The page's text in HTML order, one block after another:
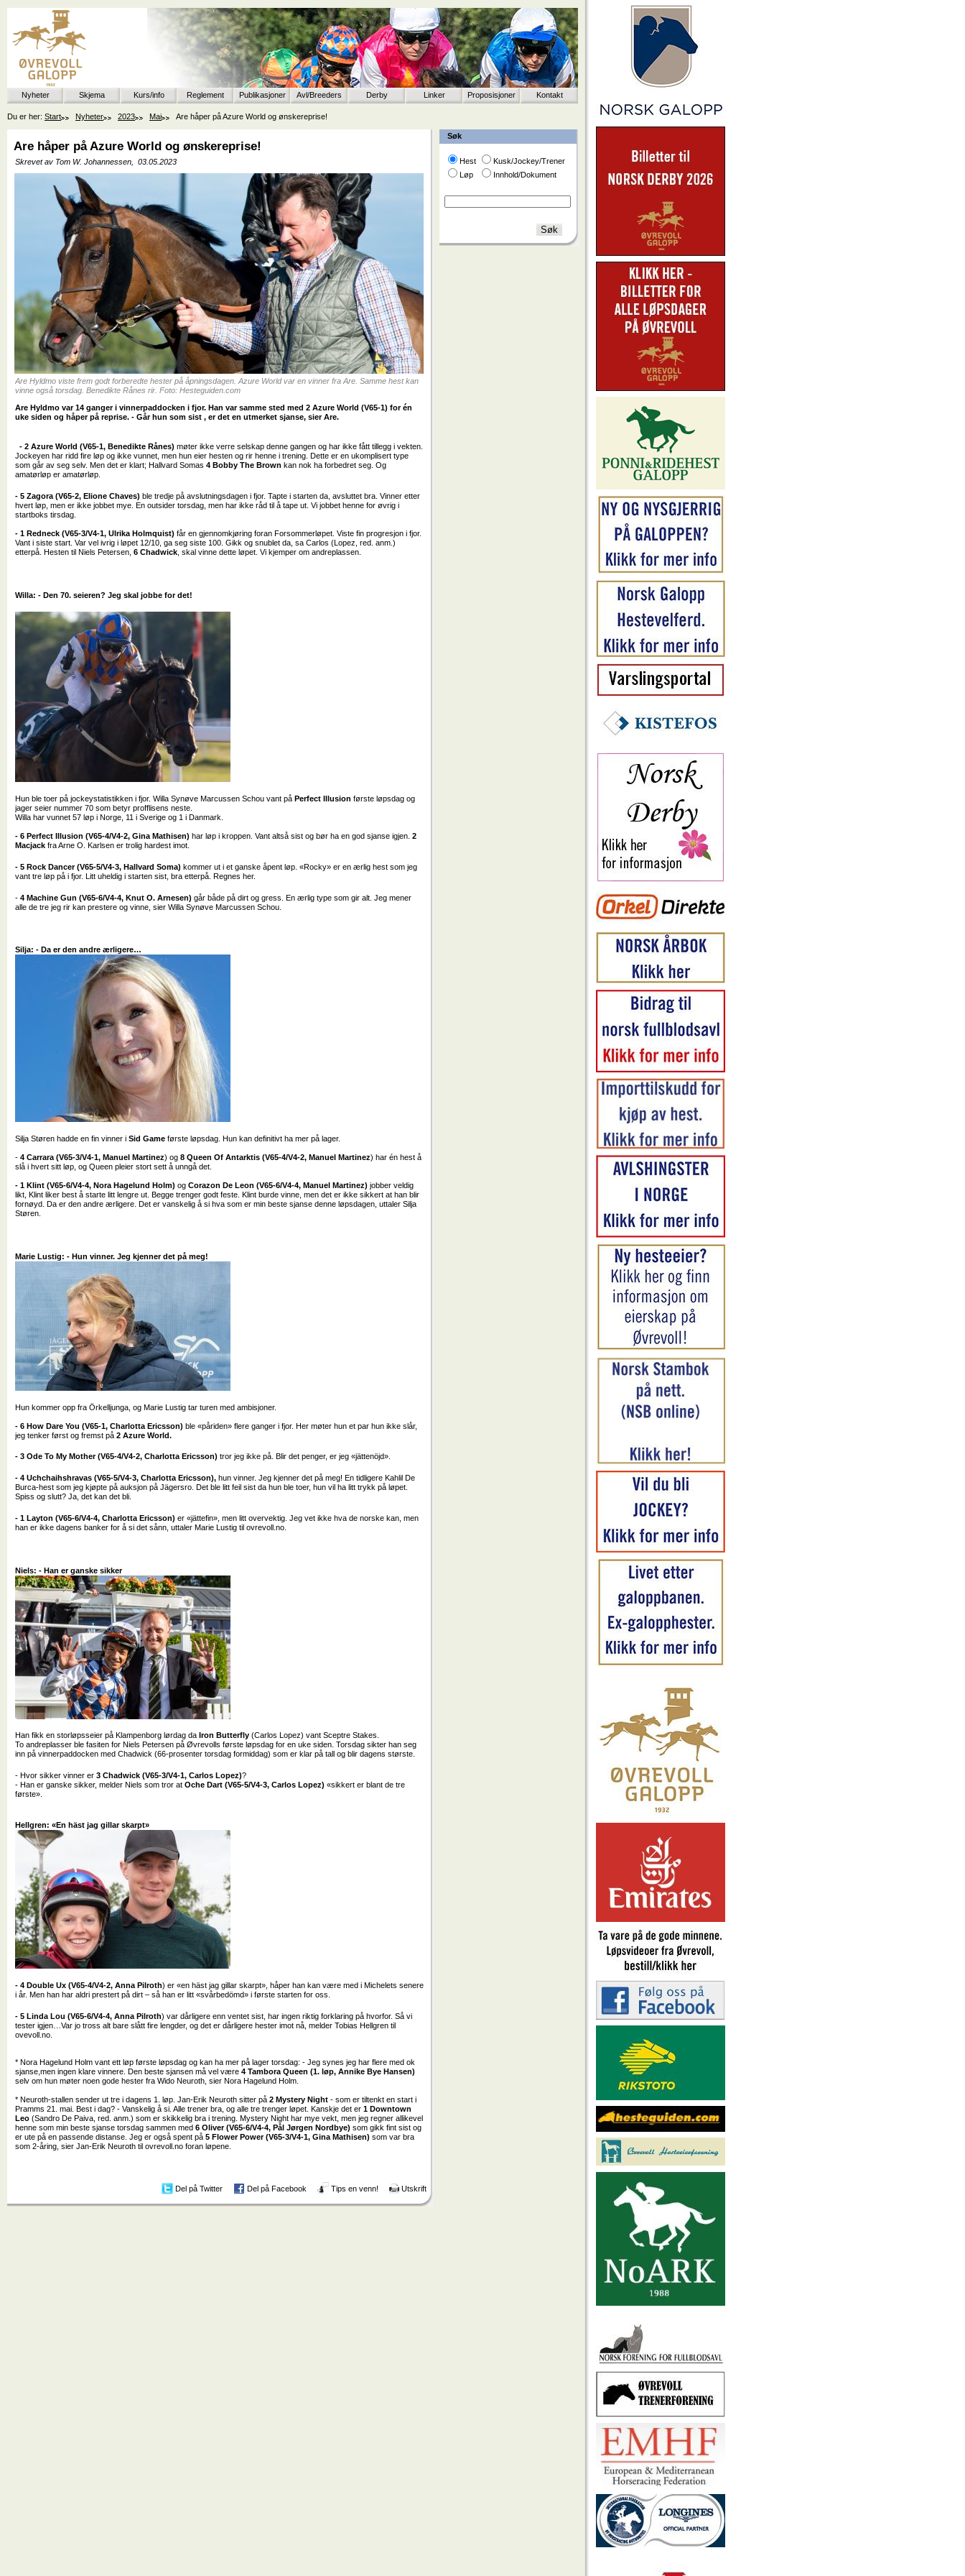
Nyheter Skjema Kurs/info Reglement Publikasjoner Avl/Breeders Derby Linker Proposisjoner Kontakt
Du er her: Start Nyheter 2023 Mai Are håper på Azure World og ønskereprise!
Søk
Hest
Kusk/Jockey/Trener
Løp
Innhold/Dokument
Are håper på Azure World og ønskereprise!
Skrevet av Tom W. Johannessen, 03.05.2023
Are Hyldmo viste frem godt forberedte hester på åpningsdagen. Azure World var en vinner fra Are. Samme hest kan
vinne også torsdag. Benedikte Rånes rir. Foto: Hesteguiden.com
Are Hyldmo var 14 ganger i vinnerpaddocken i fjor. Han var samme sted med 2 Azure World (V65-1) for én
uke siden og håper på reprise. - Går hun som sist , er det en utmerket sjanse, sier Are.
- 2 Azure World (V65-1, Benedikte Rånes) møter ikke verre selskap denne gangen og har ikke fått tillegg i vekten.
Jockeyen har ridd fire løp og ikke vunnet, men hun eier hesten og rir henne i trening. Dette er en ukomplisert type
som går av seg selv. Men det er klart; Hallvard Somas4 Bobby The Brown kan nok ha forbedret seg. Og
amatørløp er amatørløp.
- 5 Zagora (V65-2, Elione Chaves)ble tredje på avslutningsdagen i fjor. Tapte i starten da, avsluttet bra. Vinner etter
hvert løp, men er ikke jobbet mye. En outsider torsdag, men har ikke råd til å tape ut. Vi jobbet henne for øvrig i
startboks tirsdag.
- 1 Redneck (V65-3/V4-1, Ulrika Holmquist)får en gjennomkjøring foran Forsommerløpet. Viste fin progresjon i fjor.
Vant i siste start. Varvel ivrig i løpet 12/10, ga seg siste 100. Gikk og snublet da, sa Carlos (Lopez, red. anm.)
etterpå. Hesten til Niels Petersen,6 Chadwick , skal vinne dette løpet. Vi kjemper om andreplassen.
Willa: - Den 70. seieren? Jeg skal jobbe for det!
Hun ble toer på jockeystatistikken i fjor. Willa Synøve Marcussen Schou vant på Perfect Illusion første løpsdag og
jager seier nummer 70 som betyr profflisens neste.
Willa har vunnet 57 løp i Norge, 11 i Sverige og 1 i Danmark.
- 6 Perfect Illusion (V65-4/V4-2, Gina Mathisen) har løp i kroppen. Vant altså sist og bør ha en god sjanse igjen.2
Macjack fra Arne O. Karlsen er trolig hardest imot.
- 5 Rock Dancer (V65-5/V4-3, Hallvard Soma) kommer ut i et ganske åpent løp. «Rocky» er en ærlig hest som jeg
vant tre løp på i fjor. Litt uheldig i starten sist, bra etterpå. Regnes her.
-4 Machine Gun (V65-6/V4-4, Knut O. Arnesen) går både på dirt og gress. En ærlig type som gir alt. Jeg mener
alle de tre jeg rir kan prestere og vinne, sier Willa Synøve Marcussen Schou.
Silja: - Da er den andre ærligere…
Silja Støren hadde en fin vinner iSid Game første løpsdag. Hun kan definitivt ha mer på lager.
-4 Carrara (V65-3/V4-1, Manuel Martinez) og8 Queen Of Antarktis (V65-4/V4-2, Manuel Martinez) har én hest å
slå i hvert sitt løp, og Queen pleier stort sett å unngå det.
- 1 Klint (V65-6/V4-4, Nora Hagelund Holm) ogCorazon De Leon (V65-6/V4-4, Manuel Martinez) jobber veldig
likt, Klint liker best å starte litt lengre ut. Begge trenger godt feste. Klint burde vinne, men det er ikke sikkert at han blir
fornøyd. Da er den andre ærligere. Det er vanskelig å si hva som er min beste sjanse denne løpsdagen, uttaler Silja
Støren.
Marie Lustig: - Hun vinner. Jeg kjenner det på meg!
Hun kommer opp fra Örkelljunga, og Marie Lustig tar turen med ambisjoner.
- 6 How Dare You (V65-1, Charlotta Ericsson)ble «påriden» flere ganger i fjor. Her møter hun et par hun ikke slår,
jeg tenker først og fremst på2 Azure World.
- 3 Ode To My Mother (V65-4/V4-2, Charlotta Ericsson)tror jeg ikke på. Blir det penger, er jeg «jättenöjd».
- 4 Uchchaihshravas (V65-5/V4-3, Charlotta Ericsson),hun vinner. Jeg kjenner det på meg! En tidligere Kahlil De
Burca-hest som jeg kjøpte på auksjon på Jägersro. Det ble litt feil sist da hun ble toer, hun vil ha litt trykk på løpet.
Spiss og slutt? Ja, det kan det bli.
- 1 Layton (V65-6/V4-4, Charlotta Ericsson)er «jättefin», men litt overvektig. Jeg vet ikke hva de norske kan, men
han er ikke dagens banker for å si det sånn, uttaler Marie Lustig til ovrevoll.no.
Niels: - Han er ganske sikker
Han fikk en storløpsseier på Klampenborg lørdag da Iron Butterfly (Carlos Lopez) vant Sceptre Stakes.
To andreplasser ble fasiten for Niels Petersen på Øvrevolls første løpsdag for en uke siden. Torsdag sikter han seg
inn på vinnerpaddocken med Chadwick (66-prosenter torsdag formiddag) som er klar på tall og blir dagens største.
- Hvor sikker vinner er3 Chadwick (V65-3/V4-1, Carlos Lopez)?
- Han er ganske sikker, melder Niels som tror atOche Dart (V65-5/V4-3, Carlos Lopez) «sikkert er blant de tre
første».
Hellgren: «En häst jag gillar skarpt»
- 4 Double Ux (V65-4/V4-2, Anna Pilroth) er «en häst jag gillar skarpt», håper han kan være med i Michelets senere
i år. Men han har aldri prestert på dirt – så han er litt «svårbedömd» i første starten for oss.
- 5 Linda Lou (V65-6/V4-4, Anna Pilroth) var dårligere enn ventet sist, har ingen riktig forklaring på hvorfor. Så vi
tester igjen…Var jo tross alt bare slått fire lengder, og det er dårligere hester imot nå, melder Tobias Hellgren til
ovevoll.no.
* Nora Hagelund Holm vant ett løp første løpsdag og kan ha mer på lager torsdag: - Jeg synes jeg har flere med ok
sjanse,men ingen klare vinnere. Den beste sjansen må vel være4 Tambora Queen (1. løp, Annike Bye Hansen)
selv om hun møter noen gode hester fra Wido Neuroth, sier Nora Hagelund Holm.
* Neuroth-stallen sender ut tre i dagens 1. løp. Jan-Erik Neuroth sitter på2 Mystery Night - som er tiltenkt en start i
Pramms 21. mai. Best i dag? - Vanskelig å si. Alle trener bra, og alle tre trenger løpet. Kanskje det er1 Downtown
Leo (Sandro De Paiva, red. anm.) som er skikkelig bra i trening. Mystery Night har mye vekt, men jeg regner allikevel
henne som min beste sjanse torsdag sammen med6 Oliver (V65-6/V4-4, Pål Jørgen Nordbye) som gikk fint sist og
er ute på en passende distanse. Jeg er også spent på5 Flower Power (V65-3/V4-1, Gina Mathisen) som var bra
som 2-åring, sier Jan-Erik Neuroth til ovrevoll.no foran løpene.
Del på Twitter Del på Facebook Tips en venn! Utskrift